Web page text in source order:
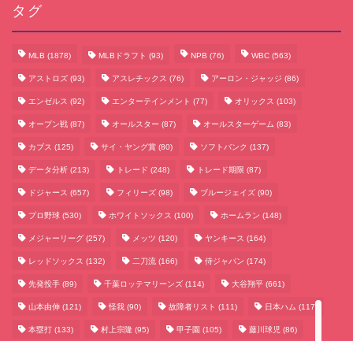
タグ
MLB (1878) MLBドラフト (93) NPB (76) WBC (563)
アストロズ (93) アスレチックス (76) アーロン・ジャッジ (86)
エンゼルス (92) エンターテインメント (77) オリックス (103)
オープン戦 (87) オールスター (87) オールスターゲーム (83)
カブス (125) サイ・ヤング賞 (80) ソフトバンク (137)
データ分析 (213) トレード (248) トレード期限 (87)
ドジャース (657) フィリーズ (98) ブルージェイズ (90)
プロ野球 (530) ホワイトソックス (100) ホームラン (148)
メジャーリーグ (257) メッツ (120) ヤンキース (164)
レッドソックス (132) 二刀流 (166) 侍ジャパン (174)
先発投手 (89) 千葉ロッテマリーンズ (114) 大谷翔平 (661)
山本由伸 (121) 怪我 (90) 故障者リスト (111) 日本ハム (117)
本塁打 (133) 村上宗隆 (95) 甲子園 (105) 藤川球児 (86)
テクノロジーまとめ
ビジネス・経済まとめ